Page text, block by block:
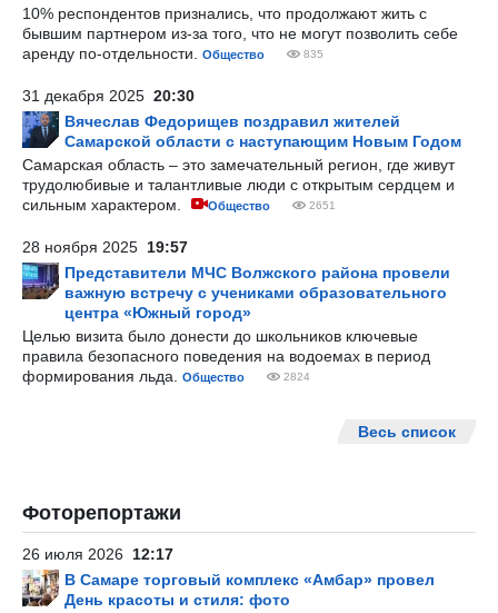
10% респондентов признались, что продолжают жить с
бывшим партнером из-за того, что не могут позволить себе
аренду по-отдельности.
Общество 835
31 декабря 2025 20:30
Вячеслав Федорищев поздравил жителей
Самарской области с наступающим Новым Годом
Самарская область – это замечательный регион, где живут
трудолюбивые и талантливые люди с открытым сердцем и
сильным характером.
Общество 2651
28 ноября 2025 19:57
Представители МЧС Волжского района провели
важную встречу с учениками образовательного
центра «Южный город»
Целью визита было донести до школьников ключевые
правила безопасного поведения на водоемах в период
формирования льда.
Общество 2824
Весь список
Фоторепортажи
26 июля 2026 12:17
В Самаре торговый комплекс «Амбар» провел
День красоты и стиля: фото